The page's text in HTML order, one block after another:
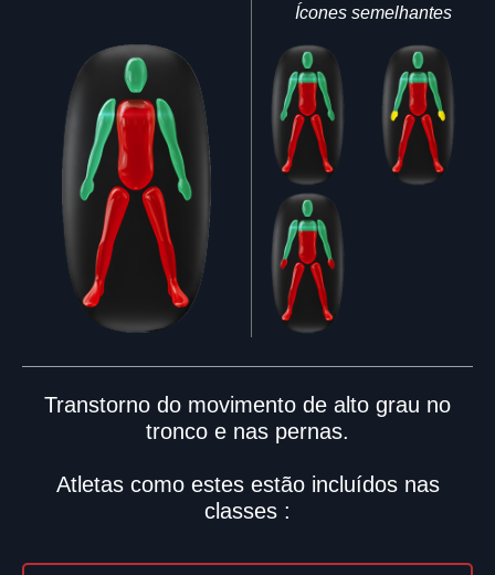
Ícones semelhantes
Transtorno do movimento de alto grau no
tronco e nas pernas.
Atletas como estes estão incluídos nas
classes :